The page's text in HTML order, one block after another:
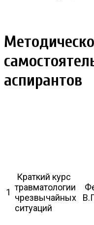
аспирантов
1
Краткий курс
травматологии
чрезвычайных
ситуаций